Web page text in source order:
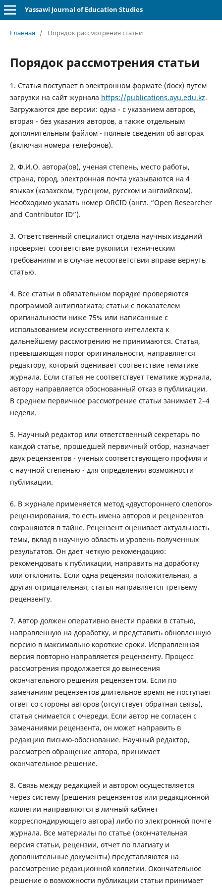
Yassawi Journal of Education Studies
Главная / Порядок рассмотрения статьи
Порядок рассмотрения статьи
1. Статья поступает в электронном формате (docx) путем
загрузки на сайт журнала https://publications.ayu.edu.kz.
Загружаются две версии: одна - с указанием авторов,
вторая - без указания авторов, а также отдельным
дополнительным файлом - полные сведения об авторах
(включая номера телефонов).
2. Ф.И.О. автора(ов), ученая степень, место работы,
страна, город, электронная почта указываются на 4
языках (казахском, турецком, русском и английском).
Необходимо указать номер ORCID (англ. “Open Researcher
and Contributor ID”).
3. Ответственный специалист отдела научных изданий
проверяет соответствие рукописи техническим
требованиям и в случае несоответствия вправе вернуть
статью.
4. Все статьи в обязательном порядке проверяются
программой антиплагиата; статьи с показателем
оригинальности ниже 75% или написанные с
использованием искусственного интеллекта к
дальнейшему рассмотрению не принимаются. Статья,
превышающая порог оригинальности, направляется
редактору, который оценивает соответствие тематике
журнала. Если статья не соответствует тематике журнала,
автору направляется обоснованный отказ в публикации.
В среднем первичное рассмотрение статьи занимает 2–4
недели.
5. Научный редактор или ответственный секретарь по
каждой статье, прошедшей первичный отбор, назначает
двух рецензентов - ученых соответствующего профиля и
с научной степенью - для определения возможности
публикации.
6. В журнале применяется метод «двустороннего слепого»
рецензирования, то есть имена авторов и рецензентов
сохраняются в тайне. Рецензент оценивает актуальность
темы, вклад в научную область и уровень полученных
результатов. Он дает четкую рекомендацию:
рекомендовать к публикации, направить на доработку
или отклонить. Если одна рецензия положительная, а
другая отрицательная, статья направляется третьему
рецензенту.
7. Автор должен оперативно внести правки в статью,
направленную на доработку, и представить обновленную
версию в максимально короткие сроки. Исправленная
версия повторно направляется рецензенту. Процесс
рассмотрения продолжается до вынесения
окончательного решения рецензентом. Если по
замечаниям рецензентов длительное время не поступает
ответ со стороны авторов (отсутствует обратная связь),
статья снимается с очереди. Если автор не согласен с
замечаниями рецензента, он может направить в
редакцию письмо-обоснование. Научный редактор,
рассмотрев обращение автора, принимает
окончательное решение.
8. Связь между редакцией и автором осуществляется
через систему (решения рецензентов или редакционной
коллегии направляются в личный кабинет
корреспондирующего автора) либо по электронной почте
журнала. Все материалы по статье (окончательная
версия статьи, рецензии, отчет по плагиату и
дополнительные документы) представляются на
рассмотрение редакционной коллегии. Окончательное
решение о возможности публикации статьи принимает